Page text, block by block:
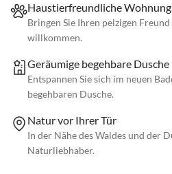
Haustierfreundliche Wohnung
Bringen Sie Ihren pelzigen
willkommen.
Geräumige begehbare Dusche
Entspannen Sie sich im neuen
begehbaren Dusche.
Natur vor Ihrer Tür
In der Nähe des Waldes und der
Naturliebhaber.